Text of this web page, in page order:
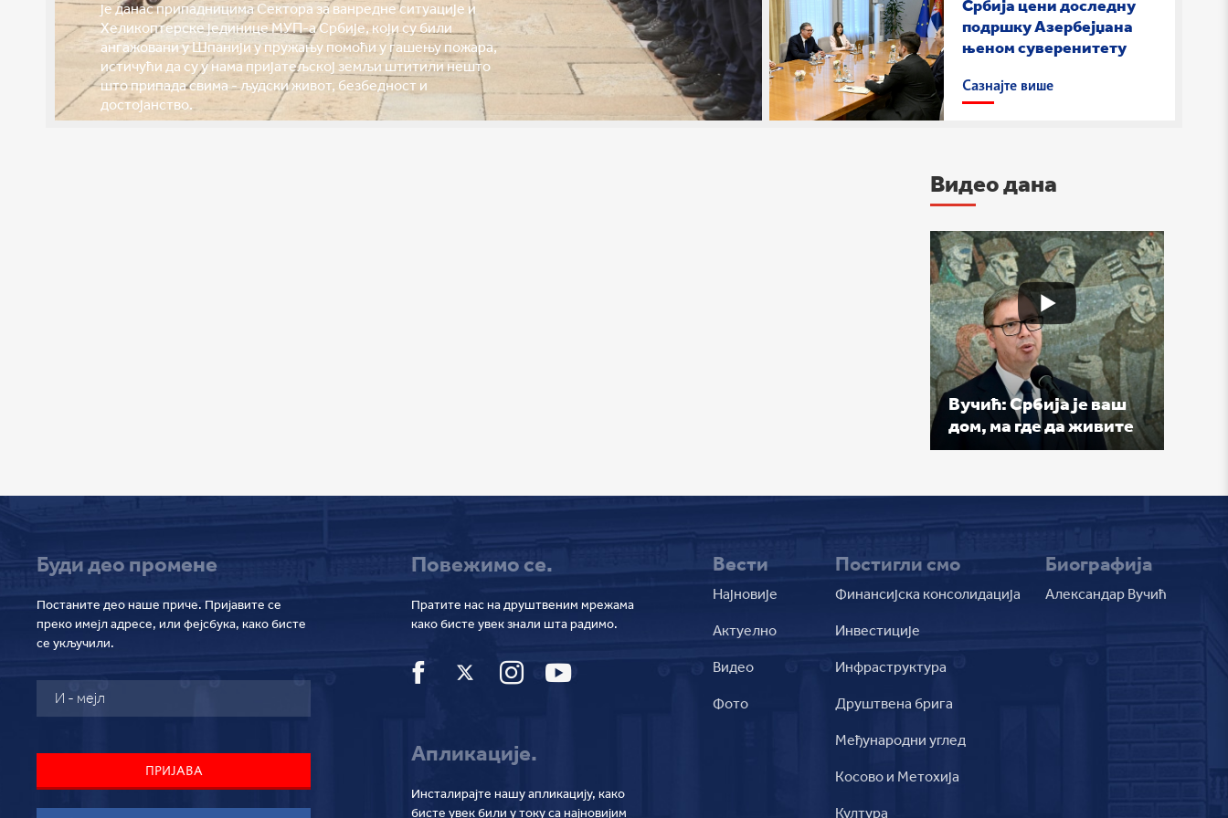
је данас припадницима Сектора за ванредне ситуације и
Хеликоптерске јединице МУП-а Србије, који су били
ангажовани у Шпанији у пружању помоћи у гашењу пожара,
истичући да су у нама пријатељској земљи штитили нешто
што припада свима - људски живот, безбедност и
достојанство.
Србија цени доследну
подршку Азербејџана
њеном суверенитету
Сазнајте више
Видео дана
Вучић: Србија је ваш
дом, ма где да живите
Буди део промене
Постаните део наше приче. Пријавите се
преко имејл адресе, или фејсбука, како бисте
се укључили.
Повежимо се.
Пратите нас на друштвеним мрежама
како бисте увек знали шта радимо.
Апликације.
Инсталирајте нашу апликацију, како
бисте увек били у току са најновијим
Вести
Најновије
Актуелно
Видео
Фото
Постигли смо
Финансијска консолидација
Инвестиције
Инфраструктура
Друштвена брига
Међународни углед
Косово и Метохија
Култура
Биографија
Александар Вучић